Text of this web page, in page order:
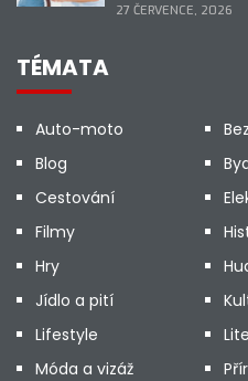
27 ČERVENCE, 2026
TÉMATA
Auto-moto
Blog
Cestování
Filmy
Hry
Jídlo a pití
Lifestyle
Móda a vizáž